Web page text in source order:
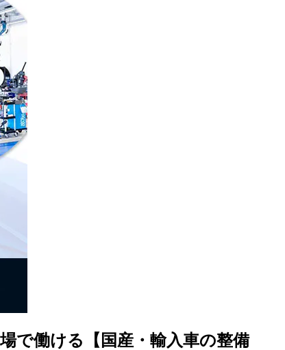
で働ける【国産・輸入車の整備